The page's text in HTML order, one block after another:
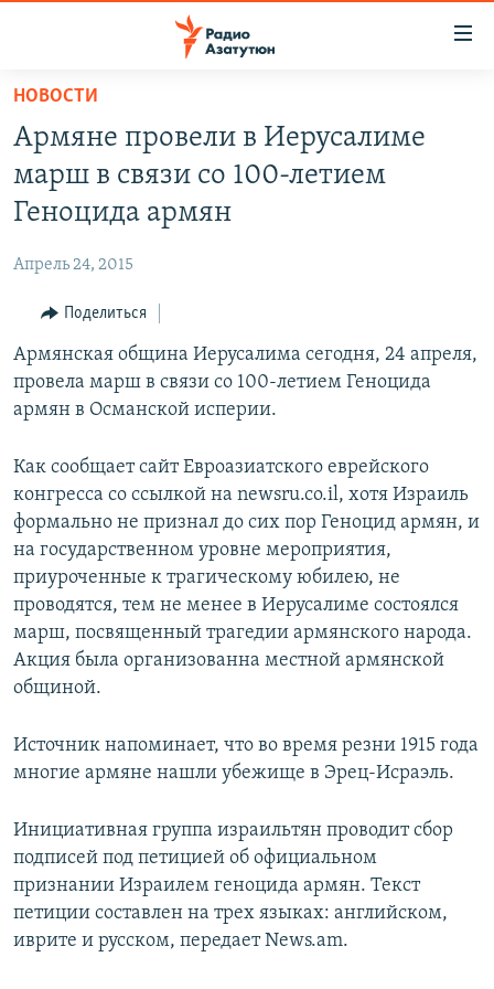
Перейти
основному
содержанию
Перейти
основной
навигации
Перейти
поиску
НОВОСТИ
ПОЛИТИКА
ЭКОНОМИКА
РЕГИОН
НАГОРНЫЙ КАРАБАХ
КУЛЬТУРА
АРХИВ
Հայերեն
English
Русский
Все сайты Радио Азатутюн
НОВОСТИ
Армяне провели в Иерусалиме
марш в связи со 100-летием
Геноцида армян
Апрель 24, 2015
Поделиться
Армянская община Иерусалима сегодня, 24 апреля,
провела марш в связи со 100-летием Геноцида
армян в Османской исперии.
Как сообщает сайт Евроазиатского еврейского
конгресса со ссылкой на newsru.co.il, хотя Израиль
формально не признал до сих пор Геноцид армян, и
на государственном уровне мероприятия,
приуроченные к трагическому юбилею, не
проводятся, тем не менее в Иерусалиме состоялся
марш, посвященный трагедии армянского народа.
Акция была организованна местной армянской
общиной.
Источник напоминает, что во время резни 1915 года
многие армяне нашли убежище в Эрец-Исраэль.
Инициативная группа израильтян проводит сбор
подписей под петицией об официальном
признании Израилем геноцида армян. Текст
петиции составлен на трех языках: английском,
иврите и русском, передает News.am.